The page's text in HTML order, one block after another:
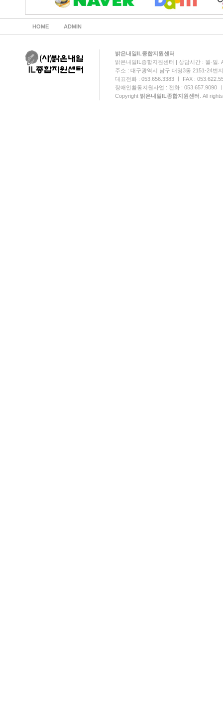
HOME ADMIN
밝은내일IL종합지원센터
밝은내일IL종합지원센터 | 상담시간 : 월-일.
주소 : 대구광역시 남구 대명3동 2151-24번지
대표전화 : 053.656.3383 ㅣ FAX :
장애인활동지원사업 : 전화 : 053.657.9090
Copyright 밝은내일IL종합지원센터 . All